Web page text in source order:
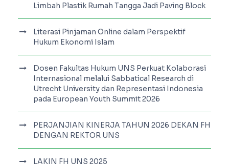
Limbah Plastik Rumah Tangga Jadi Paving Block
Literasi Pinjaman Online dalam Perspektif
Hukum Ekonomi Islam
Dosen Fakultas Hukum UNS Perkuat Kolaborasi
Internasional melalui Sabbatical Research di
Utrecht University dan Representasi Indonesia
pada European Youth Summit 2026
PERJANJIAN KINERJA TAHUN 2026 DEKAN FH
DENGAN REKTOR UNS
LAKIN FH UNS 2025